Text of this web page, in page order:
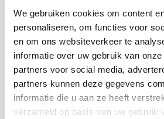
We gebruiken cookies om content
personaliseren, om functies voor
en om ons websiteverkeer te
informatie over uw gebruik van
partners voor social media,
partners kunnen deze gegevens
informatie die u aan ze heeft
verzameld op basis van uw gebruik